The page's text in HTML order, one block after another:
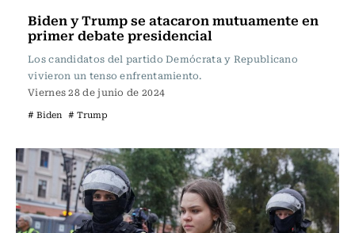
Biden y Trump se atacaron mutuamente en
primer debate presidencial
Los candidatos del partido Demócrata y Republicano
vivieron un tenso enfrentamiento.
Viernes 28 de junio de 2024
# Biden # Trump